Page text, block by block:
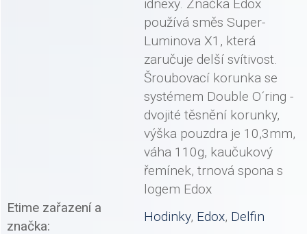
idnexy. Značka Edox
používá směs Super-
Luminova X1, která
zaručuje delší svítivost.
Šroubovací korunka se
systémem Double O´ring -
dvojité těsnění korunky,
výška pouzdra je 10,3mm,
váha 110g, kaučukový
řemínek, trnová spona s
logem Edox
Etime zařazení a
značka:
Hodinky, Edox, Delfin